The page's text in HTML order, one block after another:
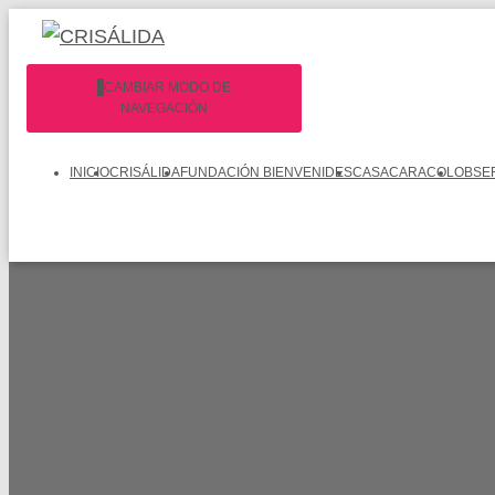
CAMBIAR MODO DE
NAVEGACIÓN
INICIOCRISÁLIDAFUNDACIÓN BIENVENIDESCASACARACOL